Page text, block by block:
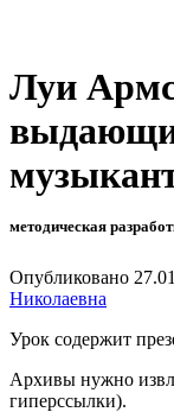
Луи
методическая
Опубликовано
Николаевна
Урок содержит
Архивы нужно
гиперссылки).